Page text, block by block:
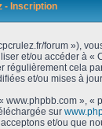
- Inscription
forum »),
et/ou accéder à
cela
et/ou mises à
»,
sur
et/ou que